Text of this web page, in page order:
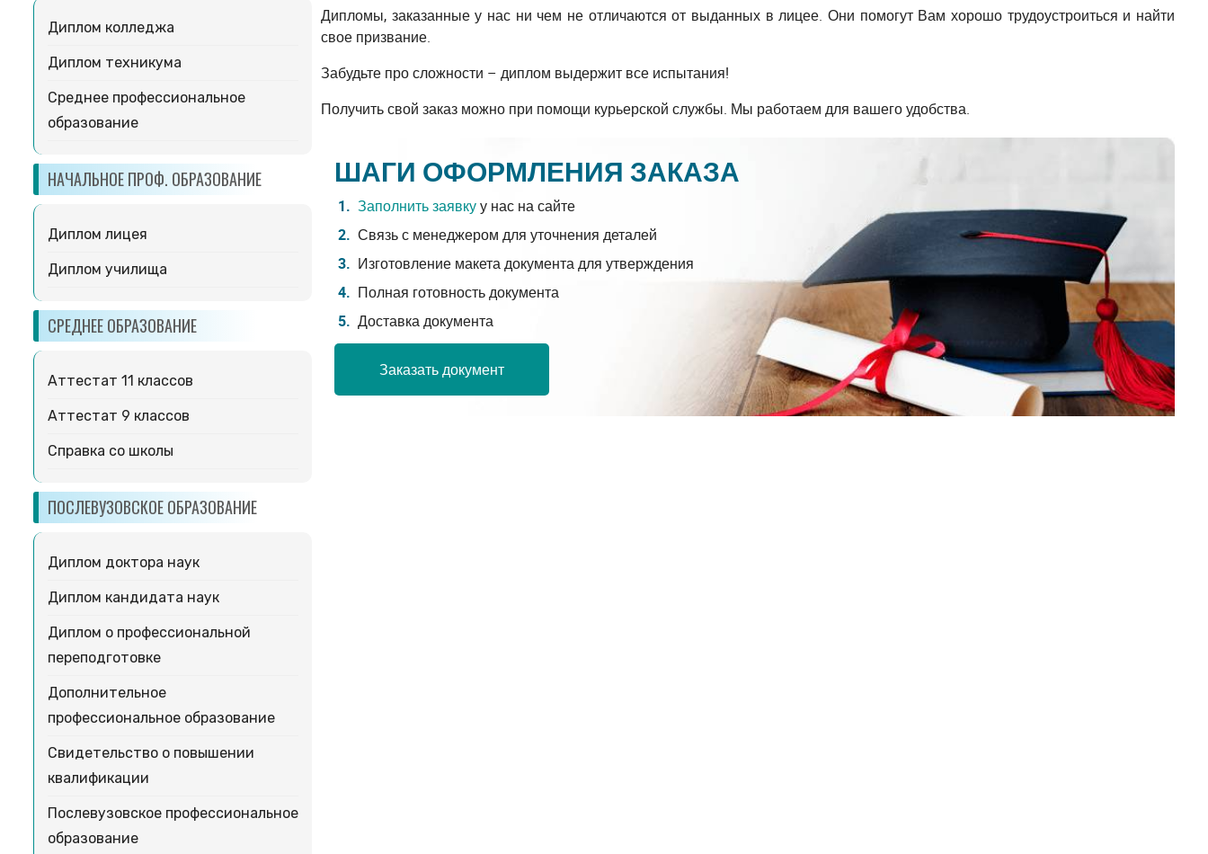
Диплом колледжа
Диплом техникума
Среднее профессиональное
образование
НАЧАЛЬНОЕ ПРОФ. ОБРАЗОВАНИЕ
Диплом лицея
Диплом училища
СРЕДНЕЕ ОБРАЗОВАНИЕ
Аттестат 11 классов
Аттестат 9 классов
Справка со школы
ПОСЛЕВУЗОВСКОЕ ОБРАЗОВАНИЕ
Диплом доктора наук
Диплом кандидата наук
Диплом о профессиональной
переподготовке
Дополнительное
профессиональное образование
Свидетельство о повышении
квалификации
Послевузовское профессиональное
образование
Дипломы, заказанные у нас ни чем не отличаются от выданных в лицее. Они помогут Вам хорошо трудоустроиться и найти
свое призвание.
Забудьте про сложности – диплом выдержит все испытания!
Получить свой заказ можно при помощи курьерской службы. Мы работаем для вашего удобства.
ШАГИ ОФОРМЛЕНИЯ ЗАКАЗА
Заполнить заявкуу нас на сайте
Связь с менеджером для уточнения деталей
Изготовление макета документа для утверждения
Полная готовность документа
Доставка документа
Заказать документ